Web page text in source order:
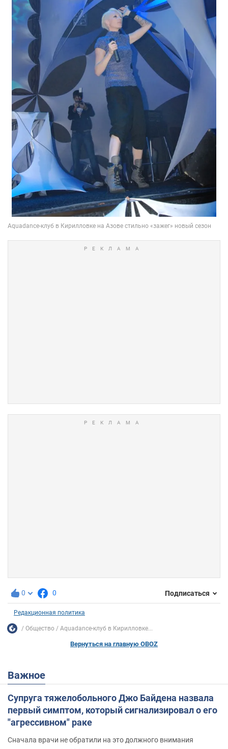
0 0 Подписаться
Редакционная политика
Общество Aquadance-клуб в Кирилловке...
Вернуться на главную OBOZ
Важное
Супруга тяжелобольного Джо Байдена назвала
первый симптом, который сигнализировал о его
"агрессивном" раке
Сначала врачи не обратили на это должного внимания